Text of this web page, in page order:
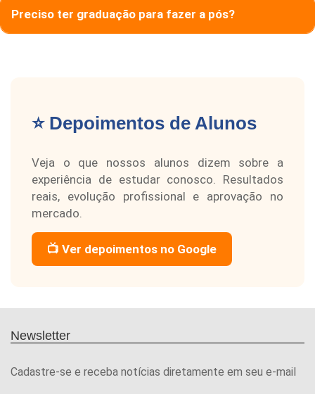
Preciso ter graduação para fazer a pós?
⭐ Depoimentos de Alunos
Veja o que nossos alunos dizem sobre a
experiência de estudar conosco. Resultados
reais, evolução profissional e aprovação no
mercado.
📺 Ver depoimentos no Google
Newsletter
Cadastre-se e receba notícias diretamente em seu e-mail